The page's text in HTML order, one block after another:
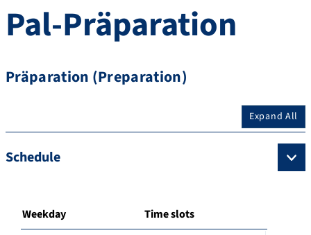
Pal-Präparation
Präparation (Preparation)
Expand All
Schedule
Weekday Time slots